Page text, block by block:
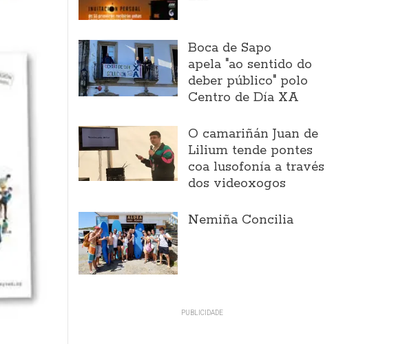
Boca de Sapo
apela "ao sentido do
deber público" polo
Centro de Día XA
O camariñán Juan de
Lilium tende pontes
coa lusofonía a través
dos videoxogos
Nemiña Concilia